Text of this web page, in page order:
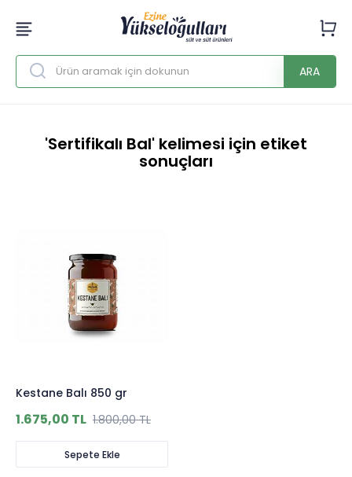
ARA
'Sertifikalı Bal' kelimesi için etiket
sonuçları
Kestane Balı 850 gr
1.675,00 TL 1.800,00 TL
Sepete Ekle